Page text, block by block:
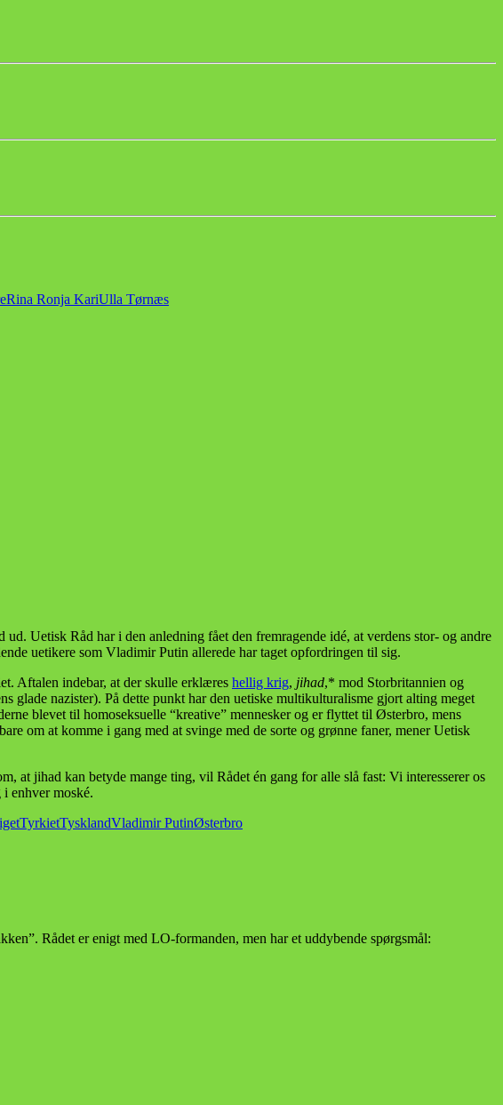
Rina Ronja KariUlla Tørnæs
Uetisk Råd har i den anledning fået den fremragende idé, at verdens stor- og andre
uetikere som Vladimir Putin allerede har taget opfordringen til sig.
Aftalen indebar, at der skulle erklæres hellig krig, jihad,* mod Storbritannien og
glade nazister). På dette punkt har den uetiske multikulturalisme gjort alting meget
blevet til homoseksuelle “kreative” mennesker og er flyttet til Østerbro, mens
om at komme i gang med at svinge med de sorte og grønne faner, mener Uetisk
at jihad kan betyde mange ting, vil Rådet én gang for alle slå fast: Vi interesserer os
enhver moské.
TyrkietTysklandVladimir PutinØsterbro
Rådet er enigt med LO-formanden, men har et uddybende spørgsmål: